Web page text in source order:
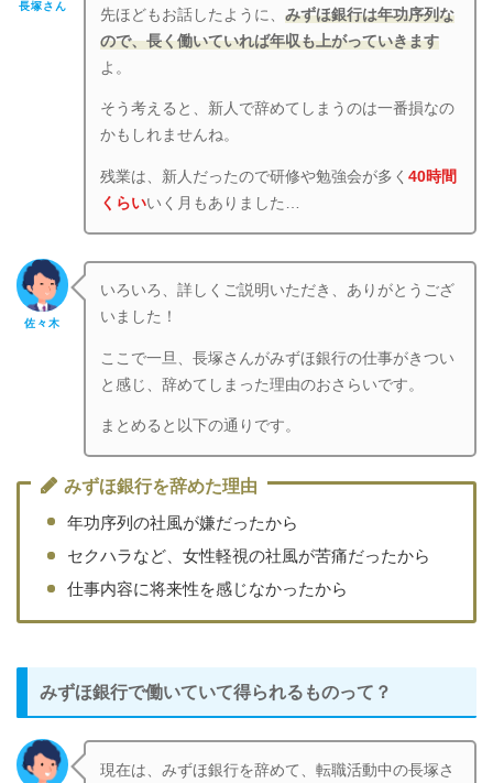
長塚さん
先ほどもお話したように、みずほ銀行は年功序列な
ので、長く働いていれば年収も上がっていきます
よ。
そう考えると、新人で辞めてしまうのは一番損なの
かもしれませんね。
残業は、新人だったので研修や勉強会が多く40時間
くらいいく月もありました…
佐々木
いろいろ、詳しくご説明いただき、ありがとうござ
いました！
ここで一旦、長塚さんがみずほ銀行の仕事がきつい
と感じ、辞めてしまった理由のおさらいです。
まとめると以下の通りです。
みずほ銀行を辞めた理由
年功序列の社風が嫌だったから
セクハラなど、女性軽視の社風が苦痛だったから
仕事内容に将来性を感じなかったから
みずほ銀行で働いていて得られるものって？
現在は、みずほ銀行を辞めて、転職活動中の長塚さ